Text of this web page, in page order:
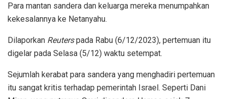
Para mantan sandera dan keluarga mereka menumpahkan
kekesalannya ke Netanyahu.
Dilaporkan Reuterspada Rabu (6/12/2023), pertemuan itu
digelar pada Selasa (5/12) waktu setempat.
Sejumlah kerabat para sandera yang menghadiri pertemuan
itu sangat kritis terhadap pemerintah Israel. Seperti Dani